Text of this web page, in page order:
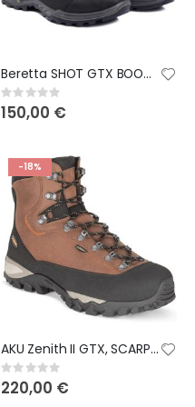
Beretta SHOT GTX BOOTS FOREST NIGHT
Rating:
0%
150,00 €
-18%
AKU Zenith II GTX, SCARPONCINO ESCURSIONE
Rating:
0%
220,00 €